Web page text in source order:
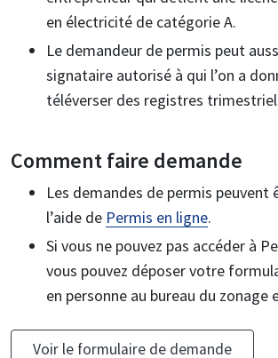
en électricité de catégorie A.
Le demandeur de permis peut
signataire autorisé à qui l’on a
téléverser des registres
Comment faire demande
Les demandes de permis peuvent
l’aide de Permis en ligne.
Si vous ne pouvez pas accéder à
vous pouvez déposer votre
en personne au bureau du zonage
Voir le formulaire de demande